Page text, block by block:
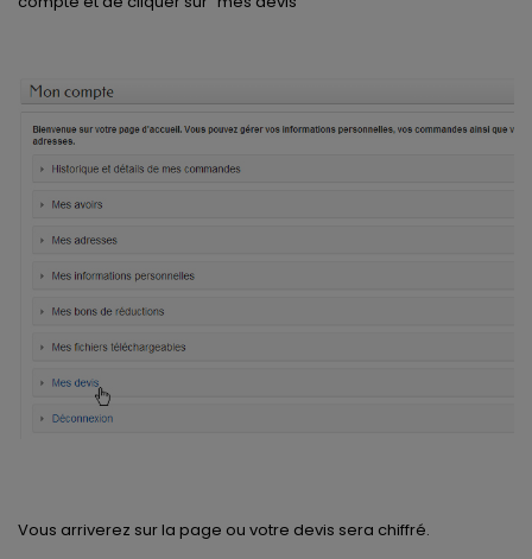
Vous arriverez sur la page ou votre devis sera chiffré.